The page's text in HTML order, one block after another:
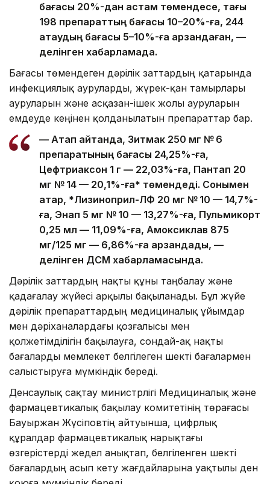
бағасы 20%-дан астам төмендесе, тағы
198 препараттың бағасы 10–20%-ға, 244
атаудың бағасы 5–10%-ға арзандаған, —
делінген хабарламада.
Бағасы төмендеген дәрілік заттардың қатарында
инфекциялық ауруларды, жүрек-қан тамырлары
ауруларын және асқазан-ішек жолы ауруларын
емдеуде кеңінен қолданылатын препараттар бар.
— Атап айтқанда, Зитмак 250 мг № 6
препаратының бағасы 24,25%-ға,
Цефтриаксон 1 г — 22,03%-ға, Пантап 20
мг № 14 — 20,1%-ға* төмендеді. Сонымен
қатар, *Лизиноприл-ЛФ 20 мг № 10 — 14,7%-
ға, Энап 5 мг № 10 — 13,27%-ға, Пульмикорт
0,25 мл — 11,09%-ға, Амоксиклав 875
мг/125 мг — 6,86%-ға арзандады, —
делінген ДСМ хабарламасында.
Дәрілік заттардың нақты құны таңбалау және
қадағалау жүйесі арқылы бақыланады. Бұл жүйе
дәрілік препараттардың медициналық ұйымдар
мен дәріханалардағы қозғалысы мен
қолжетімділігін бақылауға, сондай-ақ нақты
бағаларды мемлекет белгілеген шекті бағалармен
салыстыруға мүмкіндік береді.
Денсаулық сақтау министрлігі Медициналық және
фармацевтикалық бақылау комитетінің төрағасы
Бауыржан Жүсіповтің айтуынша, цифрлық
құралдар фармацевтикалық нарықтағы
өзгерістерді жедел анықтап, белгіленген шекті
бағалардың асып кету жағдайларына уақтылы ден